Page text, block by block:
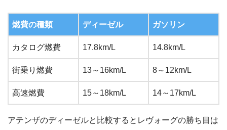
燃費の種類 ディーゼル ガソリン
カタログ燃費 17.8km/L 14.8km/L
街乗り燃費 13～16km/L 8～12km/L
高速燃費 15～18km/L 14～17km/L
アテンザのディーゼルと比較するとレヴォーグの勝ち目は